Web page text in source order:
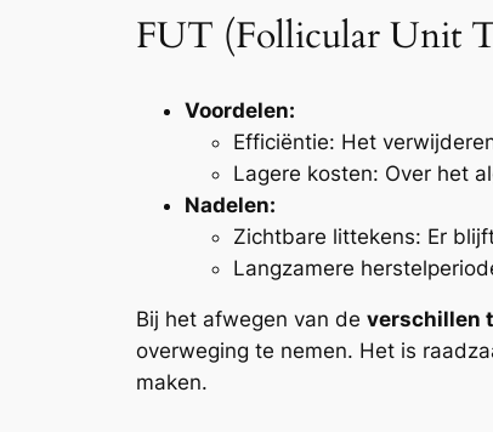
FUT (Follicular Unit
Voordelen:
Efficiëntie: Het
Lagere kosten: Over het
Nadelen:
Zichtbare littekens: Er
Langzamere
Bij het afwegen van de verschillen
overweging te nemen. Het is
maken.